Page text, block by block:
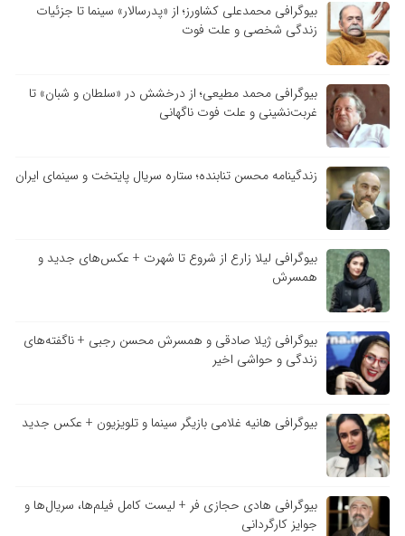
بیوگرافی محمدعلی کشاورز؛ از «پدرسالار» سینما تا جزئیات
زندگی شخصی و علت فوت
بیوگرافی محمد مطیعی؛ از درخشش در «سلطان و شبان» تا
غربت‌نشینی و علت فوت ناگهانی
زندگینامه محسن تنابنده؛ ستاره سریال پایتخت و سینمای ایران
بیوگرافی لیلا زارع از شروع تا شهرت + عکس‌های جدید و
همسرش
بیوگرافی ژیلا صادقی و همسرش محسن رجبی + ناگفته‌های
زندگی و حواشی اخیر
بیوگرافی هانیه غلامی بازیگر سینما و تلویزیون + عکس جدید
بیوگرافی هادی حجازی فر + لیست کامل فیلم‌ها، سریال‌ها و
جوایز کارگردانی